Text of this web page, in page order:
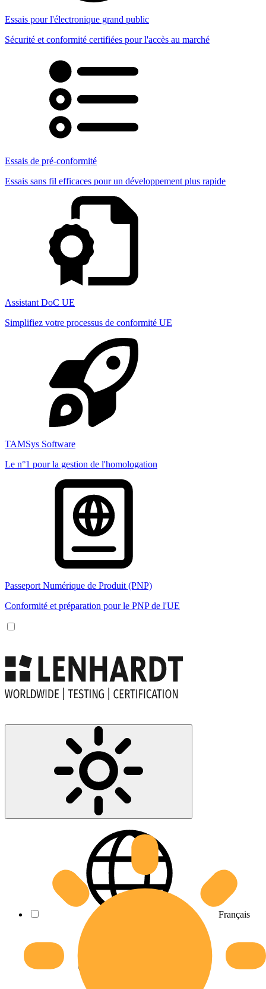
Essais pour l'électronique grand public
Sécurité et conformité certifiées pour l'accès au marché
Essais de pré-conformité
Essais sans fil efficaces pour un développement plus rapide
Assistant DoC UE
Simplifiez votre processus de conformité UE
TAMSys Software
Le n°1 pour la gestion de l'homologation
Passeport Numérique de Produit (PNP)
Conformité et préparation pour le PNP de l'UE
Français